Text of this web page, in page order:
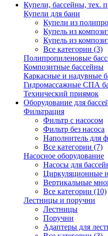
Купели, бассейны, тех.
Купели для бани
Купели из
Купель из
Купель из
Все категории (3)
Полипропиленовые
Композитные бассейны
Каркасные и надувные
Гидромассажные СПА
Технический приямок
Оборудование для
Фильтрация
Фильтр с насосом
Фильтр без насоса
Наполнитель для
Все категории (7)
Насосное оборудование
Насосы для
Циркуляционные
Вертикальные
Все категории (10)
Лестницы и поручни
Лестницы
Поручни
Адаптеры для